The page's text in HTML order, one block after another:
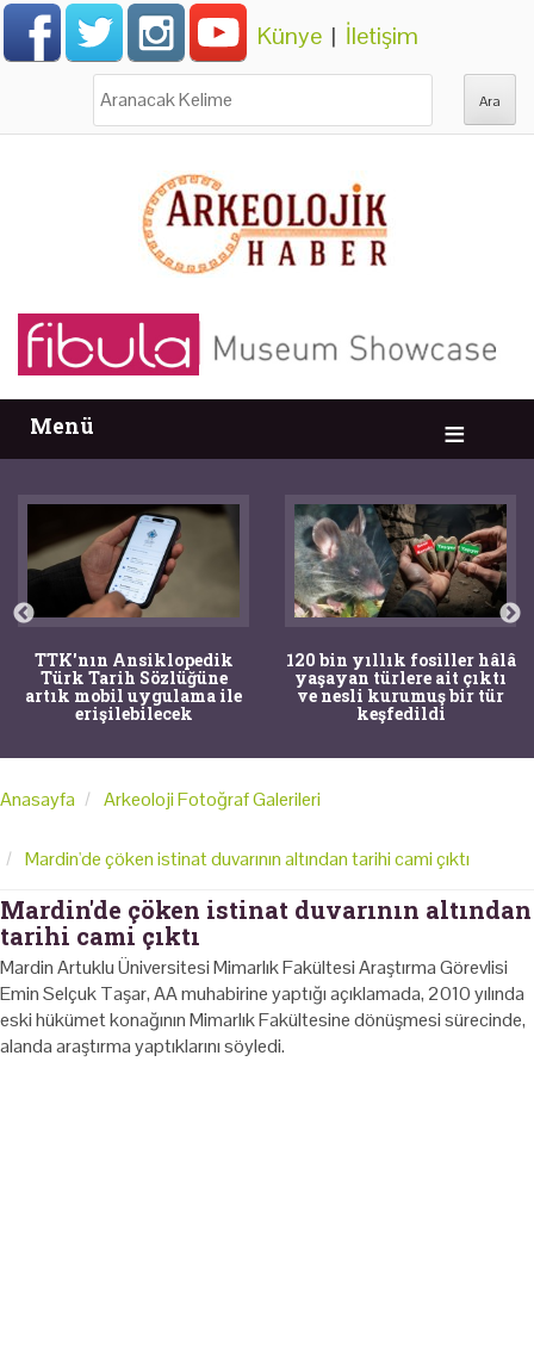
Künye | İletişim
Menü
TTK'nın Ansiklopedik
Türk Tarih Sözlüğüne
artık mobil uygulama ile
erişilebilecek
120 bin yıllık fosiller hâlâ
yaşayan türlere ait çıktı
ve nesli kurumuş bir tür
keşfedildi
Anasayfa Arkeoloji Fotoğraf Galerileri
Mardin'de çöken istinat duvarının altından tarihi cami çıktı
Mardin'de çöken istinat duvarının altından
tarihi cami çıktı
Mardin Artuklu Üniversitesi Mimarlık Fakültesi Araştırma Görevlisi
Emin Selçuk Taşar, AA muhabirine yaptığı açıklamada, 2010 yılında
eski hükümet konağının Mimarlık Fakültesine dönüşmesi sürecinde,
alanda araştırma yaptıklarını söyledi.